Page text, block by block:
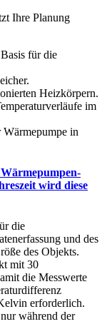
Ihre Planung
für die
Heizkörpern.
im
in
wird diese
die
und des
des Objekts.
mit 30
die Messwerte
erforderlich.
während der